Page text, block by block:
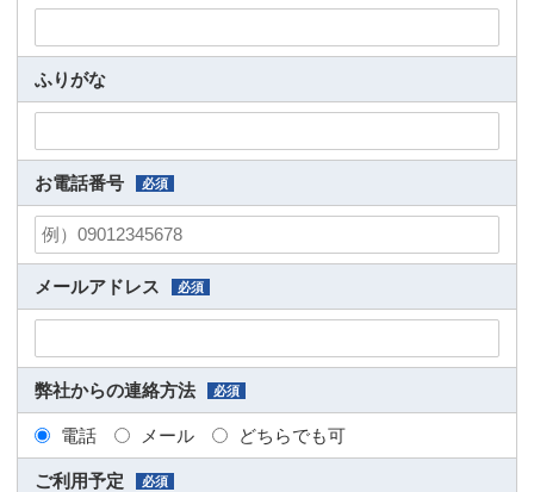
ふりがな
お電話番号 必須
メールアドレス 必須
弊社からの連絡方法 必須
電話 メール どちらでも可
ご利用予定 必須